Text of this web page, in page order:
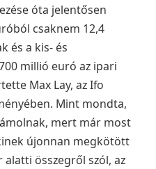
óta jelentősen
csaknem 12,4
és a kis- és
millió euró az ipari
Max Lay, az Ifo
Mint mondta,
mert már most
újonnan megkötött
összegről szól, az